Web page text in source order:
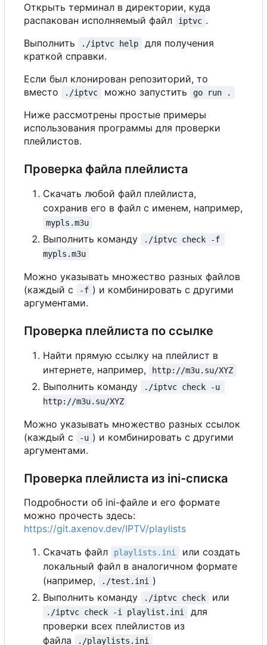
Открыть терминал в директории, куда
распакован исполняемый файл
iptvc .
Выполнить
./iptvc help
для получения
краткой справки.
Если был клонирован репозиторий, то
вместо
./iptvc можно запустить go run .
Ниже рассмотрены простые примеры
использования программы для проверки
плейлистов.
Проверка файла плейлиста
Скачать любой файл плейлиста,
сохранив его в файл с именем, например,
mypls.m3u
Выполнить команду
./iptvc check -f
mypls.m3u
Можно указывать множество разных файлов
(каждый с
-f ) и комбинировать с другими
аргументами.
Проверка плейлиста по ссылке
Найти прямую ссылку на плейлист в
интернете, например,
http://m3u.su/XYZ
Выполнить команду
./iptvc check -u
http://m3u.su/XYZ
Можно указывать множество разных ссылок
(каждый с
-u ) и комбинировать с другими
аргументами.
Проверка плейлиста из ini-списка
Подробности об ini-файле и его формате
можно прочесть здесь:
https://git.axenov.dev/IPTV/playlists
Скачать файл
playlists.ini
или создать
локальный файл в аналогичном формате
(например,
./test.ini
)
Выполнить команду
./iptvc check или
./iptvc check -i playlist.ini
для
проверки всех плейлистов из
файла
./playlists.ini